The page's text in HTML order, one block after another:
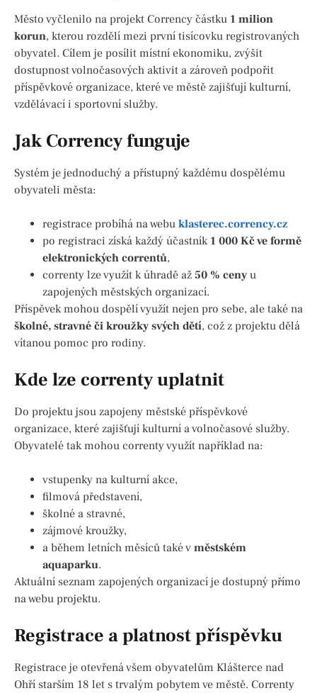
Město vyčlenilo na projekt Corrency částku 1 milion
korun, kterou rozdělí mezi první tisícovku registrovaných
obyvatel. Cílem je posílit místní ekonomiku, zvýšit
dostupnost volnočasových aktivit a zároveň podpořit
příspěvkové organizace, které ve městě zajišťují kulturní,
vzdělávací i sportovní služby.
Jak Corrency funguje
Systém je jednoduchý a přístupný každému dospělému
obyvateli města:
registrace probíhá na webu klasterec.corrency.cz
po registraci získá každý účastník 1 000 Kč ve formě
elektronických correntů,
correnty lze využít k úhradě až 50 % ceny u
zapojených městských organizací.
Příspěvek mohou dospělí využít nejen pro sebe, ale také na
školné, stravné či kroužky svých dětí, což z projektu dělá
vítanou pomoc pro rodiny.
Kde lze correnty uplatnit
Do projektu jsou zapojeny městské příspěvkové
organizace, které zajišťují kulturní a volnočasové služby.
Obyvatelé tak mohou correnty využít například na:
vstupenky na kulturní akce,
filmová představení,
školné a stravné,
zájmové kroužky,
a během letních měsíců také v městském
aquaparku.
Aktuální seznam zapojených organizací je dostupný přímo
na webu projektu.
Registrace a platnost příspěvku
Registrace je otevřená všem obyvatelům Klášterce nad
Ohří starším 18 let s trvalým pobytem ve městě. Correnty